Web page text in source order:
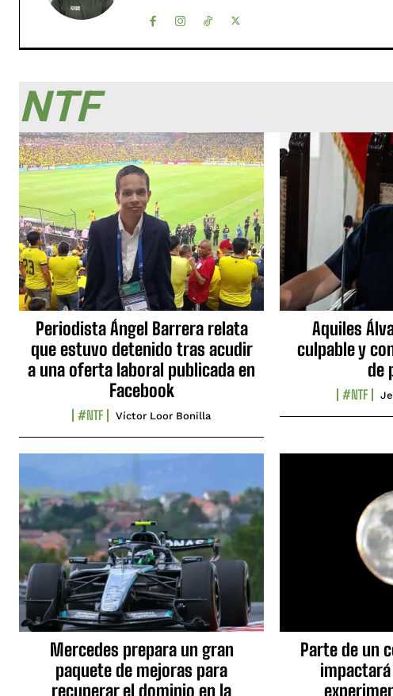
NTF
Periodista Ángel Barrera relata
que estuvo detenido tras acudir
a una oferta laboral publicada en
Facebook
#NTF Víctor Loor Bonilla
Aquiles
culpable y
de
#NTF
Mercedes prepara un gran
paquete de mejoras para
recuperar el dominio en la
Parte de un
impactará